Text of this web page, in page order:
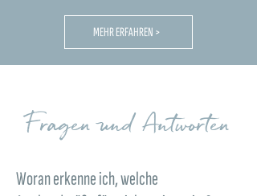
MEHR ERFAHREN >
Fragen und Antworten
Woran erkenne ich, welche